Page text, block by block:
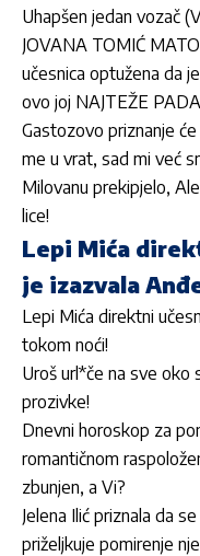
Uhapšen jedan vozač
JOVANA TOMIĆ
učesnica optužena da
ovo joj NAJTEŽE
Gastozovo priznanje
me u vrat, sad mi već
Milovanu prekipjelo,
lice!
Lepi Mića
je izazvala
Lepi Mića direktni
tokom noći!
Uroš url*če na sve oko
prozivke!
Dnevni horoskop za
romantičnom
zbunjen, a Vi?
Jelena Ilić priznala da
priželjkuje pomirenje